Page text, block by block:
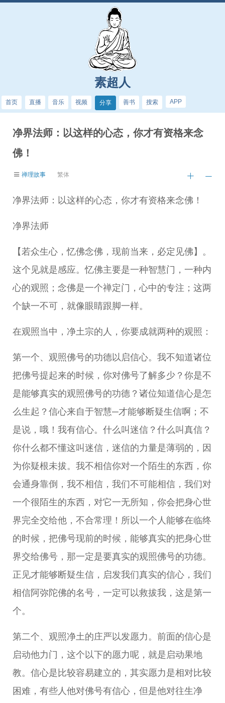
素超人
首页 直播 音乐 视频 分享 善书 搜索 APP
净界法师：以这样的心态，你才有资格来念
佛！
禅理故事 繁体
净界法师：以这样的心态，你才有资格来念佛！
净界法师
【若众生心，忆佛念佛，现前当来，必定见佛】。
这个见就是感应。忆佛主要是一种智慧门，一种内
心的观照；念佛是一个禅定门，心中的专注；这两
个缺一不可，就像眼睛跟脚一样。
在观照当中，净土宗的人，你要成就两种的观照：
第一个、观照佛号的功德以启信心。我不知道诸位
把佛号提起来的时候，你对佛号了解多少？你是不
是能够真实的观照佛号的功德？诸位知道信心是怎
么生起？信心来自于智慧─才能够断疑生信啊；不
是说，哦！我有信心。什么叫迷信？什么叫真信？
你什么都不懂这叫迷信，迷信的力量是薄弱的，因
为你疑根未拔。我不相信你对一个陌生的东西，你
会通身靠倒，我不相信，我们不可能相信，我们对
一个很陌生的东西，对它一无所知，你会把身心世
界完全交给他，不合常理！所以一个人能够在临终
的时候，把佛号现前的时候，能够真实的把身心世
界交给佛号，那一定是要真实的观照佛号的功德。
正见才能够断疑生信，启发我们真实的信心，我们
相信阿弥陀佛的名号，一定可以救拔我，这是第一
个。
第二个、观照净土的庄严以发愿力。前面的信心是
启动他力门，这个以下的愿力呢，就是启动果地
教。信心是比较容易建立的，其实愿力是相对比较
困难，有些人他对佛号有信心，但是他对往生净